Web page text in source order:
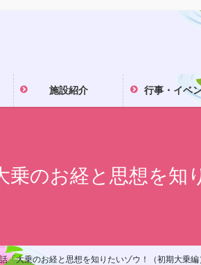
施設紹介 行事・イベ
乗のお経と思想を知
「大乗のお経と思想を知りたいゾウ！（初期大乗編